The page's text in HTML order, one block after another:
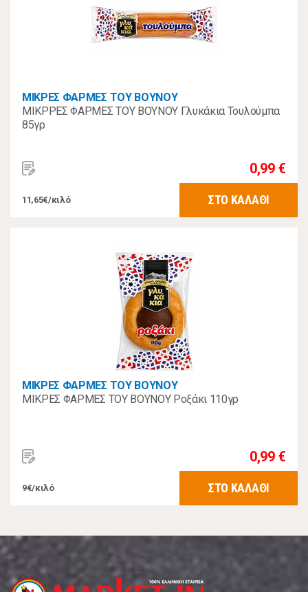
ΜΙΚΡΕΣ ΦΑΡΜΕΣ ΤΟΥ ΒΟΥΝΟΥ
ΜΙΚΡΡΕΣ ΦΑΡΜΕΣ ΤΟΥ ΒΟΥΝΟΥ Γλυκάκια Τουλούμπα
85γρ
0,99 €
11,65€/κιλό ΣΤΟ ΚΑΛΑΘΙ
ΜΙΚΡΕΣ ΦΑΡΜΕΣ ΤΟΥ ΒΟΥΝΟΥ
ΜΙΚΡΕΣ ΦΑΡΜΕΣ ΤΟΥ ΒΟΥΝΟΥ Ροξάκι 110γρ
0,99 €
9€/κιλό ΣΤΟ ΚΑΛΑΘΙ